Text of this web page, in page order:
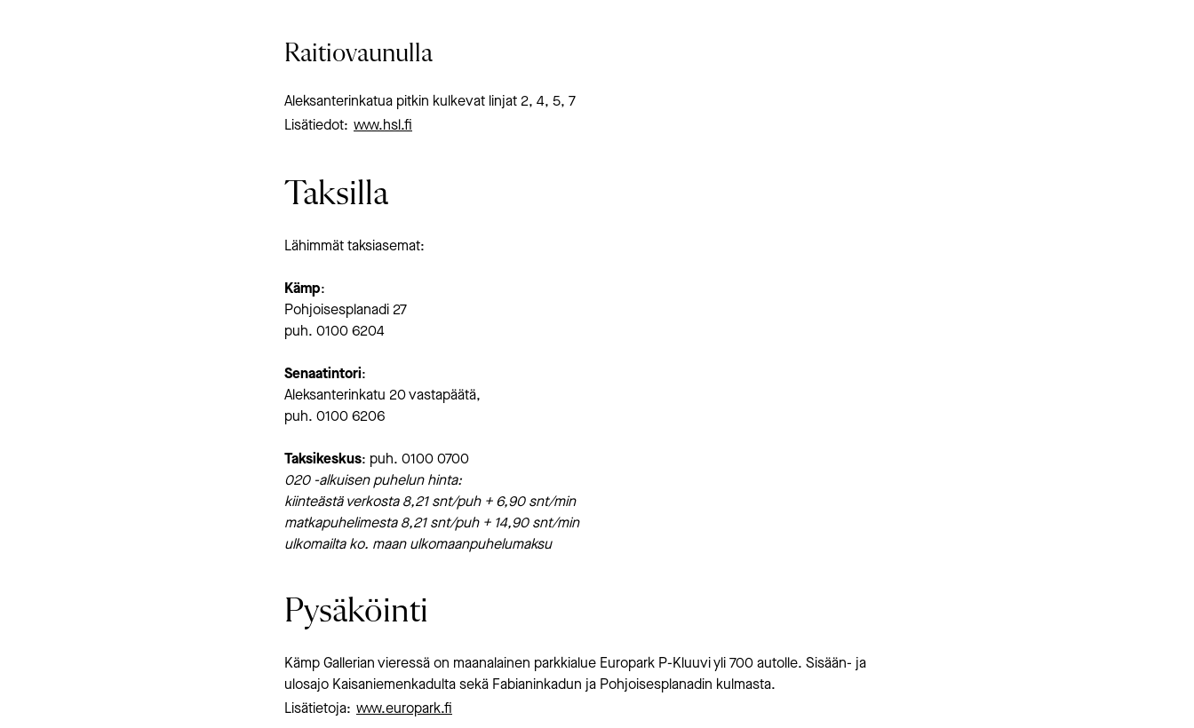
Raitiovaunulla
Aleksanterinkatua pitkin kulkevat linjat 2, 4, 5, 7
Lisätiedot: www.hsl.fi
Taksilla
Lähimmät taksiasemat:
Kämp:
Pohjoisesplanadi 27
puh. 0100 6204
Senaatintori:
Aleksanterinkatu 20 vastapäätä,
puh. 0100 6206
Taksikeskus: puh. 0100 0700
020 -alkuisen puhelun hinta:
kiinteästä verkosta 8,21 snt/puh + 6,90 snt/min
matkapuhelimesta 8,21 snt/puh + 14,90 snt/min
ulkomailta ko. maan ulkomaanpuhelumaksu
Pysäköinti
Kämp Gallerian vieressä on maanalainen parkkialue Europark P-Kluuvi yli 700 autolle. Sisään- ja
ulosajo Kaisaniemenkadulta sekä Fabianinkadun ja Pohjoisesplanadin kulmasta.
Lisätietoja: www.europark.fi